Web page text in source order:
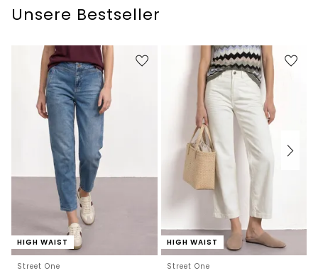
Unsere Bestseller
HIGH WAIST
Street One
HIGH WAIST
Street One